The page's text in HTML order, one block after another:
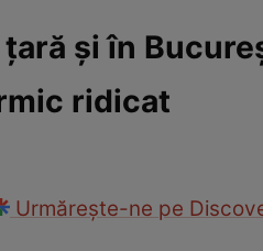
și în
ridicat
Urmărește-ne pe